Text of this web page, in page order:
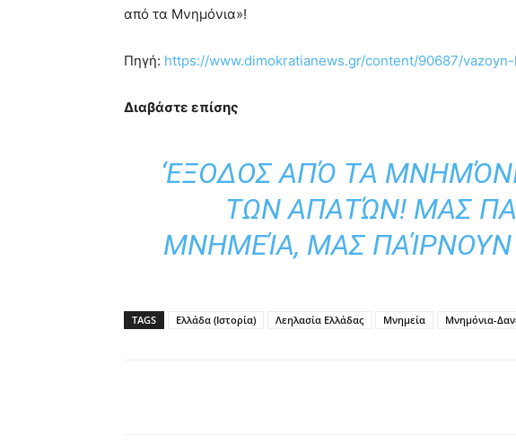
από τα Μνημόνια»!
Πηγή: https://www.dimokratianews.gr/content/90687/
Διαβάστε επίσης
‘ΕΞΟΔΟΣ ΑΠΌ ΤΑ
ΤΩΝ ΑΠΑΤΏΝ! ΜΑΣ
ΜΝΗΜΕΊΑ, ΜΑΣ
TAGS Ελλάδα (Ιστορία) Λεηλασία Ελλάδας Μνημεία Μνημόνια-